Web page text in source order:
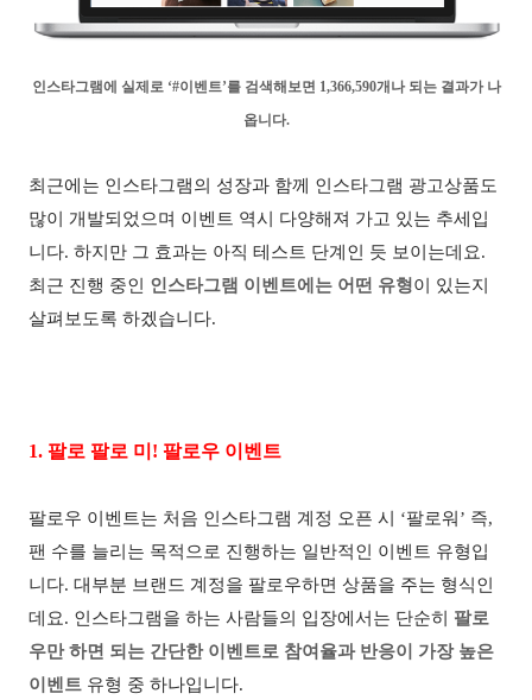
인스타그램에 실제로 ‘#이벤트’를 검색해보면 1,366,590개나 되는 결과가 나
옵니다.
최근에는 인스타그램의 성장과 함께 인스타그램 광고상품도
많이 개발되었으며 이벤트 역시 다양해져 가고 있는 추세입
니다. 하지만 그 효과는 아직 테스트 단계인 듯 보이는데요.
최근 진행 중인 인스타그램 이벤트에는 어떤 유형이 있는지
살펴보도록 하겠습니다.
1. 팔로 팔로 미 ! 팔로우 이벤트
팔로우 이벤트는 처음 인스타그램 계정 오픈 시 ‘팔로워 ’ 즉,
팬 수를 늘리는 목적으로 진행하는 일반적인 이벤트 유형입
니다. 대부분 브랜드 계정을 팔로우하면 상품을 주는 형식인
데요. 인스타그램을 하는 사람들의 입장에서는 단순히 팔로
우만 하면 되는 간단한 이벤트로 참여율과 반응이 가장 높은
이벤트 유형 중 하나입니다.